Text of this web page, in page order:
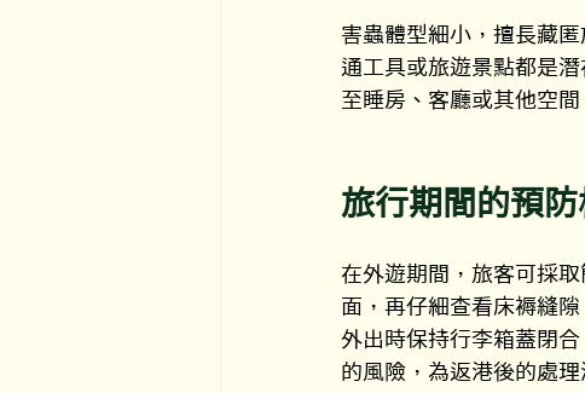
害蟲體型細小，擅長藏
通工具或旅遊景點都是
至睡房、客廳或其他空
旅行期間的預
在外遊期間，旅客可採
面，再仔細查看床褥縫
外出時保持行李箱蓋閉
的風險，為返港後的處理